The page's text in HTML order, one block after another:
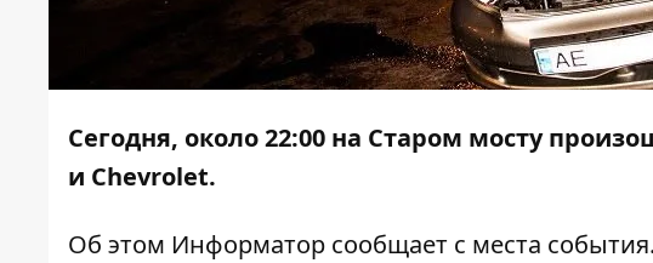
Сегодня, около 22:00 на Старом мосту
и Chevrolet.
Об этом Информатор сообщает с места события.